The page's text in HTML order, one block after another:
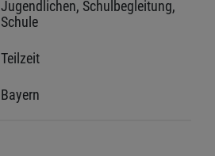
Jugendlichen, Schulbegleitung,
Schule
Teilzeit
Bayern